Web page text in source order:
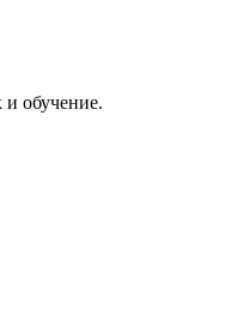
обучение.